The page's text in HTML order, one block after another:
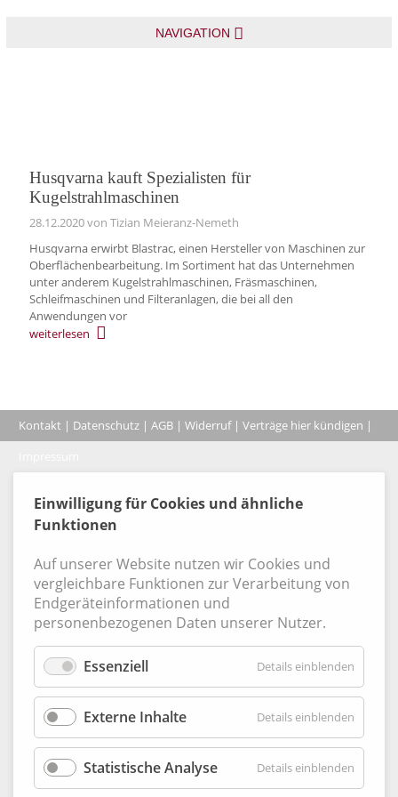
NAVIGATION
Husqvarna kauft Spezialisten für
Kugelstrahlmaschinen
28.12.2020von Tizian Meieranz-Nemeth
Husqvarna erwirbt Blastrac, einen Hersteller von Maschinen zur
Oberflächenbearbeitung. Im Sortiment hat das Unternehmen
unter anderem Kugelstrahlmaschinen, Fräsmaschinen,
Schleifmaschinen und Filteranlagen, die bei all den
Anwendungen vor
weiterlesen
Kontakt | Datenschutz | AGB | Widerruf| Verträge hier kündigen |
Einwilligung für Cookies und ähnliche
Funktionen
Auf unserer Website nutzen wir Cookies und
vergleichbare Funktionen zur Verarbeitung von
Endgeräteinformationen und
personenbezogenen Daten unserer Nutzer.
Essenziell Details einblenden
Externe Inhalte Details einblenden
Externe
Inhalte
Statistische Analyse Details einblenden